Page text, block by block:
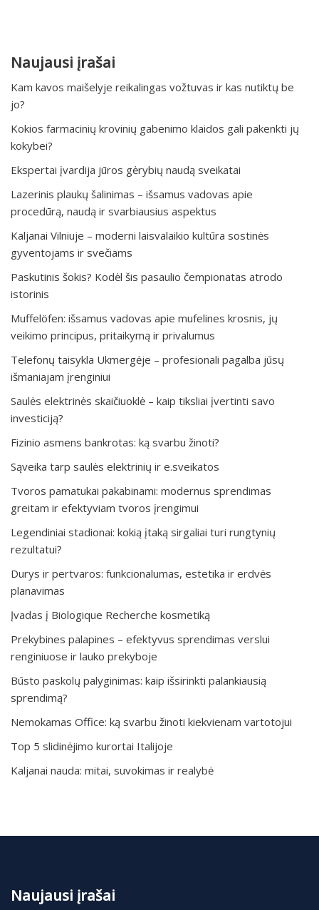
Naujausi įrašai
Kam kavos maišelyje reikalingas vožtuvas ir kas nutiktų be
jo?
Kokios farmacinių krovinių gabenimo klaidos gali pakenkti jų
kokybei?
Ekspertai įvardija jūros gėrybių naudą sveikatai
Lazerinis plaukų šalinimas – išsamus vadovas apie
procedūrą, naudą ir svarbiausius aspektus
Kaljanai Vilniuje – moderni laisvalaikio kultūra sostinės
gyventojams ir svečiams
Paskutinis šokis? Kodėl šis pasaulio čempionatas atrodo
istorinis
Muffelöfen: išsamus vadovas apie mufelines krosnis, jų
veikimo principus, pritaikymą ir privalumus
Telefonų taisykla Ukmergėje – profesionali pagalba jūsų
išmaniajam įrenginiui
Saulės elektrinės skaičiuoklė – kaip tiksliai įvertinti savo
investiciją?
Fizinio asmens bankrotas: ką svarbu žinoti?
Sąveika tarp saulės elektrinių ir e.sveikatos
Tvoros pamatukai pakabinami: modernus sprendimas
greitam ir efektyviam tvoros įrengimui
Legendiniai stadionai: kokią įtaką sirgaliai turi rungtynių
rezultatui?
Durys ir pertvaros: funkcionalumas, estetika ir erdvės
planavimas
Įvadas į Biologique Recherche kosmetiką
Prekybines palapines – efektyvus sprendimas verslui
renginiuose ir lauko prekyboje
Būsto paskolų palyginimas: kaip išsirinkti palankiausią
sprendimą?
Nemokamas Office: ką svarbu žinoti kiekvienam vartotojui
Top 5 slidinėjimo kurortai Italijoje
Kaljanai nauda: mitai, suvokimas ir realybė
Naujausi įrašai